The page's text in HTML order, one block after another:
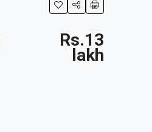
Rs.13
lakh